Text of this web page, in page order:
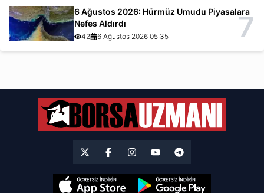
6 Ağustos 2026: Hürmüz Umudu Piyasalara
Nefes Aldırdı
42 6 Ağustos 2026 05:35 7